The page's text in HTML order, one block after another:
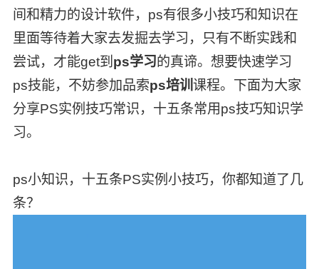
间和精力的设计软件，ps有很多小技巧和知识在
里面等待着大家去发掘去学习，只有不断实践和
尝试，才能get到 ps学习的真谛。想要快速学习
ps技能，不妨参加品索ps培训课程。下面为大家
分享PS实例技巧常识，十五条常用ps技巧知识学
习。
ps小知识，十五条PS实例小技巧，你都知道了几
条？